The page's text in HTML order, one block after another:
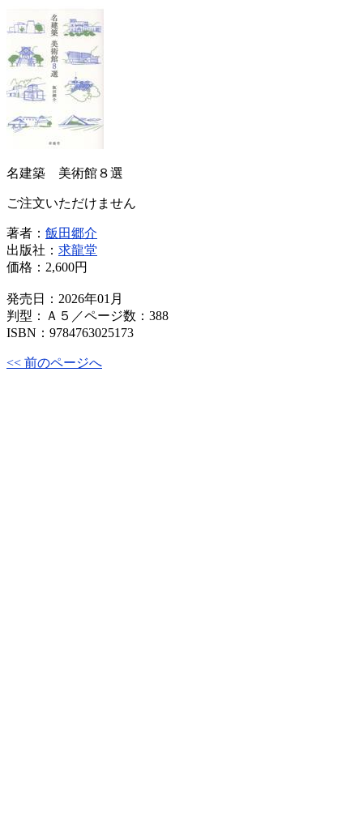
名建築 美術館８選
ご注文いただけません
著者： 飯田郷介
出版社： 求龍堂
価格： 2,600円
発売日：2026年01月
判型：Ａ５／ページ数：388
ISBN：9784763025173
<< 前のページへ